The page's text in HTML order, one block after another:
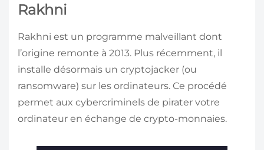
Rakhni
Rakhni est un programme malveillant dont
l’origine remonte à 2013. Plus récemment, il
installe désormais un cryptojacker (ou
ransomware) sur les ordinateurs. Ce procédé
permet aux cybercriminels de pirater votre
ordinateur en échange de crypto-monnaies.